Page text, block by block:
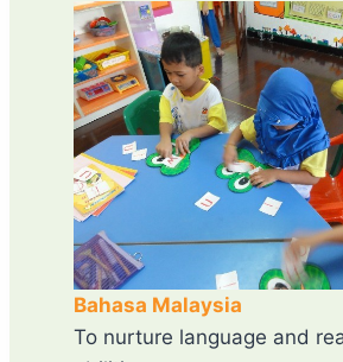
Bahasa Malaysia
To nurture language and